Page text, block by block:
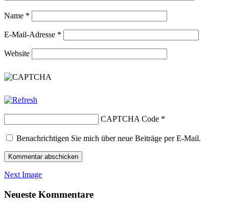
Name *
E-Mail-Adresse *
Website
CAPTCHA Code *
Benachrichtigen Sie mich über neue Beiträge per E-Mail.
Next Image
Neueste Kommentare